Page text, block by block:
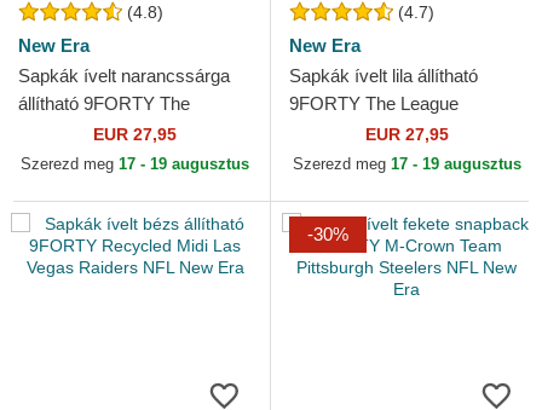
(4.8)
New Era
Sapkák ívelt narancssárga
állítható 9FORTY The
League Denver Broncos NFL
New Era
EUR 27,95
Szerezd meg 17 - 19 augusztus
(4.7)
New Era
Sapkák ívelt lila állítható
9FORTY The League
Minnesota Vikings NFL New
Era
EUR 27,95
Szerezd meg 17 - 19 augusztus
-30%